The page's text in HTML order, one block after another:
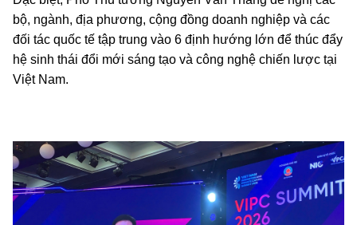
bộ, ngành, địa phương, cộng đồng doanh nghiệp và các
đối tác quốc tế tập trung vào 6 định hướng lớn để thúc đẩy
hệ sinh thái đổi mới sáng tạo và công nghệ chiến lược tại
Việt Nam.